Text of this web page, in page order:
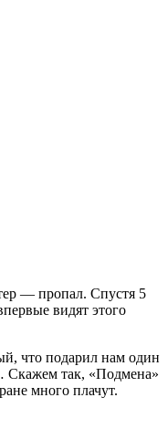
— пропал. Спустя 5
видят этого
что подарил нам один
Скажем так, «Подмена»
много плачут.